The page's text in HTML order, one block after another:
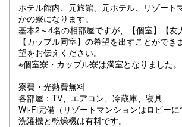
ホテル館内、元旅館、元ホテル、リゾート
かの寮になります。
基本2～4名の相部屋ですが、【個室】【友
【カップル同室】の希望を出すことができ
望をお伝えください。
※個室寮・カップル寮は満室となりました。
寮費・光熱費無料
各部屋：TV、エアコン、冷蔵庫、寝具
Wi-Fi完備（リゾートマンションはロビーに
洗濯機と乾燥機は有料です。